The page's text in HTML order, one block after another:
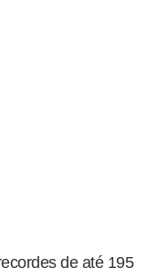
de até 195